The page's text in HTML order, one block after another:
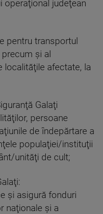
operaţional judeţean
pentru transportul
şi al
localităţile afectate, la
Galaţi
persoane
de îndepărtare a
populaţiei/instituţii
unităţi de cult;
şi asigură fonduri
naţionale şi a